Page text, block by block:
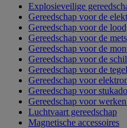
Explosieveilige
Gereedschap voor de
Gereedschap voor de
Gereedschap voor de
Gereedschap voor de
Gereedschap voor de
Gereedschap voor de
Gereedschap voor
Gereedschap voor
Gereedschap voor
Luchtvaart gereedschap
Magnetische accessoires